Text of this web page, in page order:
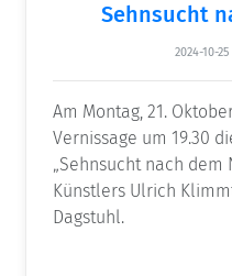
Sehnsucht
2024-10-25
Am Montag, 21.
Vernissage um 19.30
„Sehnsucht nach dem
Künstlers Ulrich
Dagstuhl.